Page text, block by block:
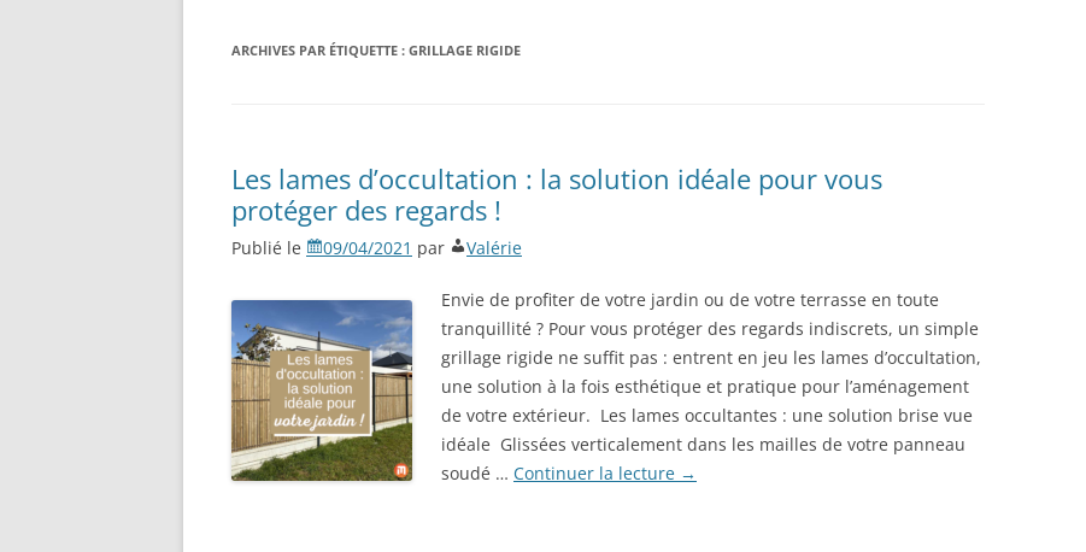
ARCHIVES PAR ÉTIQUETTE : GRILLAGE RIGIDE
Les lames d’occultation : la solution idéale pour vous
protéger des regards !
Publié le 09/04/2021 par Valérie
Envie de profiter de votre jardin ou de votre terrasse en toute
tranquillité ? Pour vous protéger des regards indiscrets, un simple
grillage rigide ne suffit pas : entrent en jeu les lames d’occultation,
une solution à la fois esthétique et pratique pour l’aménagement
de votre extérieur. Les lames occultantes : une solution brise vue
idéale Glissées verticalement dans les mailles de votre panneau
soudé … Continuer la lecture →